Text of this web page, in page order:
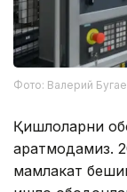
Фото: Валерий
Қишлоқларни
қаратмоқдамиз.
мамлакат